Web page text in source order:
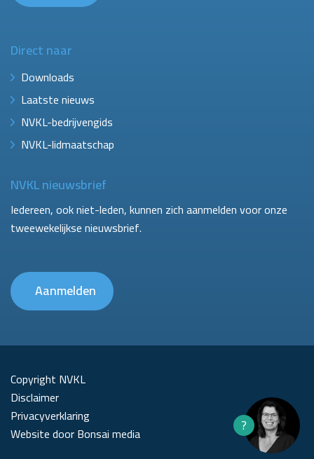
Direct naar
Downloads
Laatste nieuws
NVKL-bedrijvengids
NVKL-lidmaatschap
NVKL nieuwsbrief
Iedereen, ook niet-leden, kunnen zich aanmelden voor onze
tweewekelijkse nieuwsbrief.
Aanmelden
Copyright NVKL
Disclaimer
Privacyverklaring
Website door Bonsai media
?